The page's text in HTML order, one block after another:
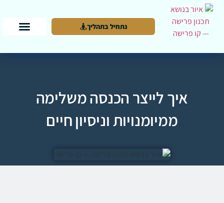
נתחיל בתהליך
איך לייצר הכנסה משלימה
ממיומנויות וניסיון חיים